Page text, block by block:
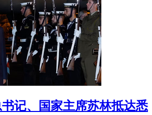
记、国家主席苏林抵达悉